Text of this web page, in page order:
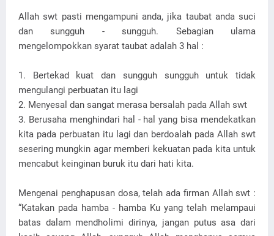
Allah swt pasti mengampuni anda, jika taubat anda suci
dan sungguh - sungguh. Sebagian ulama
mengelompokkan syarat taubat adalah 3 hal :
1. Bertekad kuat dan sungguh sungguh untuk tidak
mengulangi perbuatan itu lagi
2. Menyesal dan sangat merasa bersalah pada Allah swt
3. Berusaha menghindari hal - hal yang bisa mendekatkan
kita pada perbuatan itu lagi dan berdoalah pada Allah swt
sesering mungkin agar memberi kekuatan pada kita untuk
mencabut keinginan buruk itu dari hati kita.
Mengenai penghapusan dosa, telah ada firman Allah swt :
“Katakan pada hamba - hamba Ku yang telah melampaui
batas dalam mendholimi dirinya, jangan putus asa dari